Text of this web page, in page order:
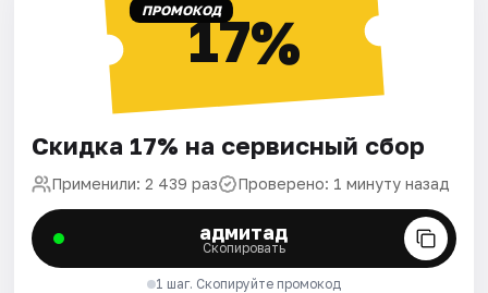
ПРОМОКОД17%
Скидка 17% на сервисный сбор
Применили: 2 439 раз Проверено: 1 минуту назад
адмитад
Скопировать
1 шаг. Скопируйте промокод